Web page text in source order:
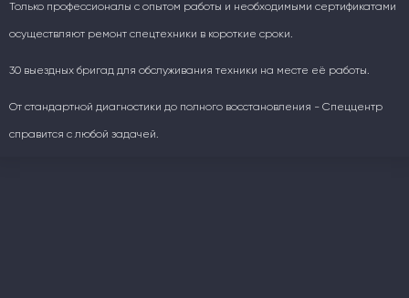
Только профессионалы с опытом работы и необходимыми сертификатами
осуществляют ремонт спецтехники в короткие сроки.
30 выездных бригад для обслуживания техники на месте её работы.
От стандартной диагностики до полного восстановления - Спеццентр
справится с любой задачей.